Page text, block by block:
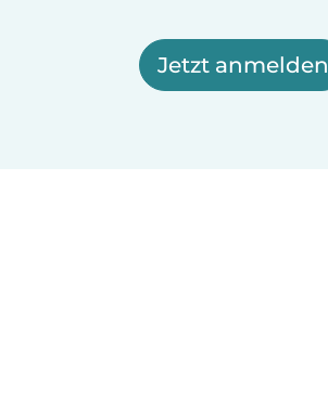
Jetzt anmelden